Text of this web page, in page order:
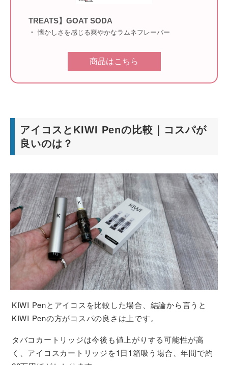
TREATS】GOAT SODA
懐かしさを感じる爽やかなラムネフレーバー
商品はこちら
アイコスとKIWI Penの比較｜コスパが
良いのは？
KIWI Penとアイコスを比較した場合、結論から言うと
KIWI Penの方がコスパの良さは上です。
タバコカートリッジは今後も値上がりする可能性が高
く、アイコスカートリッジを1日1箱吸う場合、年間で約